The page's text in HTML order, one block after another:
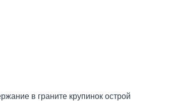
в граните крупинок острой